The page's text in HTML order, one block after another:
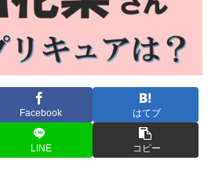
Facebook はてブ
LINE コピー